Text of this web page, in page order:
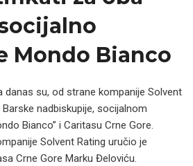
Mondo Bianco
danas su, od strane kompanije Solvent
nadbiskupije, socijalnom
Bianco” i Caritasu Crne Gore.
Solvent Rating uručio je
Crne Gore Marku Đeloviću.